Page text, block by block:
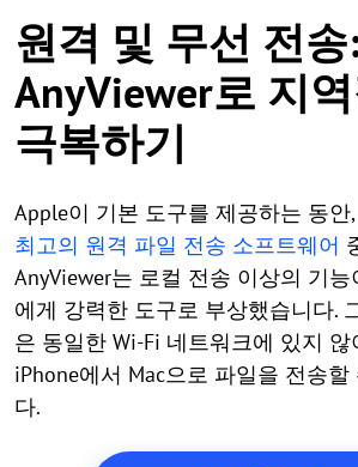
원격 및 무선 전
AnyViewer로 지
극복하기
Apple이 기본 도구를 제공하는 동안,
최고의 원격 파일 전송 소프트웨어
AnyViewer는 로컬 전송 이상의 기
에게 강력한 도구로 부상했습니다.
은 동일한 Wi-Fi 네트워크에 있지
iPhone에서 Mac으로 파일을 전송
다.